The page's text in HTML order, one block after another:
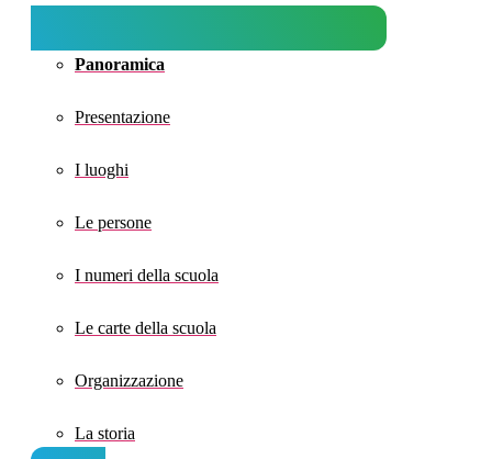
Panoramica
Presentazione
I luoghi
Le persone
I numeri della scuola
Le carte della scuola
Organizzazione
La storia